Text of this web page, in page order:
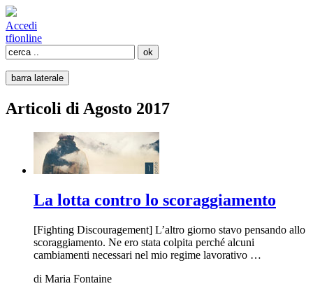
Accedi
tfionline
barra laterale
Articoli di Agosto 2017
La lotta contro lo scoraggiamento
[Fighting Discouragement] L’altro giorno stavo pensando allo
scoraggiamento. Ne ero stata colpita perché alcuni
cambiamenti necessari nel mio regime lavorativo …
di Maria Fontaine